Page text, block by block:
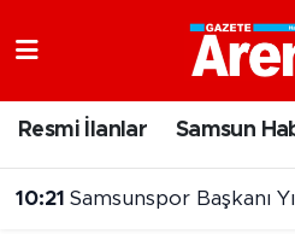
Resmi İlanlar Samsun
Kavak'ta yaz Kur'an kursu
Samsun Namaz